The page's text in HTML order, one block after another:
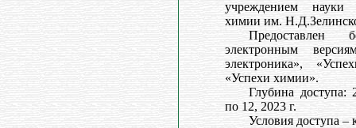
учреждением науки
химии им.
Предоставлен
электронным
электроника»,
«Успехи химии».
Глубина доступа:
по 12, 2023 г.
Условия доступа –